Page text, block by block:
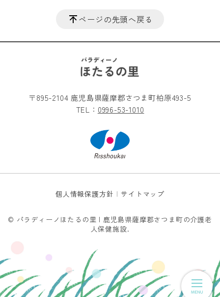
ページの先頭へ戻る
〒895-2104 鹿児島県薩摩郡さつま町柏原493-5
TEL： 0996-53-1010
個人情報保護方針 サイトマップ
© パラディーノほたるの里 | 鹿児島県薩摩郡さつま町の介護老
人保健施設.